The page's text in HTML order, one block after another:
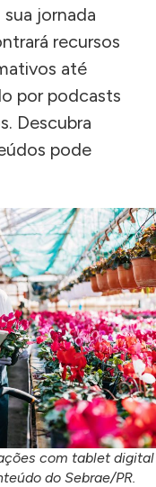
jornada
recursos
até
por podcasts
Descubra
pode
com tablet digital
do Sebrae/PR.